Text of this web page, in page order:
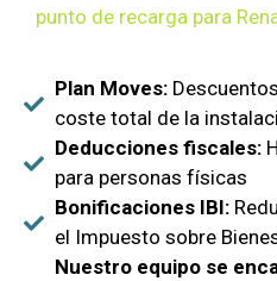
punto de recarga para
Plan Moves:
coste total de la
Deducciones fiscales:
para personas físicas
Bonificaciones IBI:
el Impuesto sobre
Nuestro equipo se